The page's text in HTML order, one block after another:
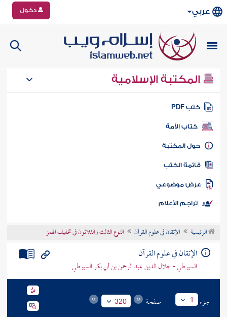
عربي دخول
المكتبة الإسلامية
كتب PDF
كتاب الأمة
المكتبة
الكتب
موضوعي
تراجم الأعلام
الرئيسية الإتقان في علوم القرآن النوع الثالث والثلاثون في تخفيف الهمز
الإتقان في علوم القرآن
السيوطي - جلال الدين عبد الرحمن بن أبي بكر السيوطي
جزء 1 صفحة 320